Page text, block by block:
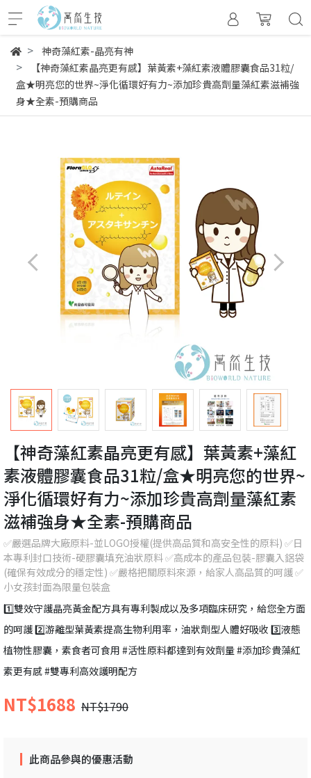
神奇藻紅素-晶亮有神
【神奇藻紅素晶亮更有感】葉黃素+藻紅素液體膠囊食品31粒/
盒★明亮您的世界~淨化循環好有力~添加珍貴高劑量藻紅素滋補強
身★全素-預購商品
【神奇藻紅素晶亮更有感】葉黃素+藻紅
素液體膠囊食品31粒/盒★明亮您的世界~
淨化循環好有力~添加珍貴高劑量藻紅素
滋補強身★全素-預購商品
✅嚴選品牌大廠原料-並LOGO授權(提供高品質和高安全性的原料) ✅日
本專利封口技術-硬膠囊填充油狀原料 ✅高成本的產品包裝-膠囊入鋁袋
(確保有效成分的穩定性) ✅嚴格把關原料來源，給家人高品質的呵護 ✅
小女孩封面為限量包裝盒
1️⃣雙效守護晶亮黃金配方具有專利製成以及多項臨床研究，給您全方面
的呵護 2️⃣游離型葉黃素提高生物利用率，油狀劑型人體好吸收 3️⃣液態
植物性膠囊，素食者可食用 #活性原料都達到有效劑量 #添加珍貴藻紅
素更有感 #雙專利高效護明配方
NT$1688 NT$1790
此商品參與的優惠活動